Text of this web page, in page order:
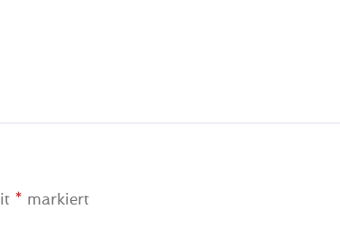
* markiert